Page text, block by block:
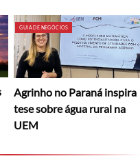
GUIA DE NEGÓCIOS
Agrinho no Paraná inspira
tese sobre água rural na
UEM